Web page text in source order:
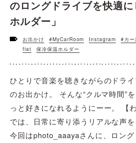
のロングドライブを快適
ホルダー」
お出かけ #MyCarRoom Instagram #カー
fiat
保冷保温ホルダー
ひとりで音楽を聴きながらのドラ
のお出かけ。 そんな“クルマ時間”
っと好きになれるようにーー。 【
では、日常に寄り添うリアルな声を
今回はphoto_aaayaさんに、ロン